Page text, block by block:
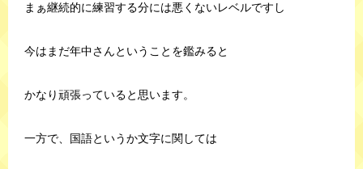
まぁ継続的に練習する分には悪くないレベルですし
今はまだ年中さんということを鑑みると
かなり頑張っていると思います。
一方で、国語というか文字に関しては